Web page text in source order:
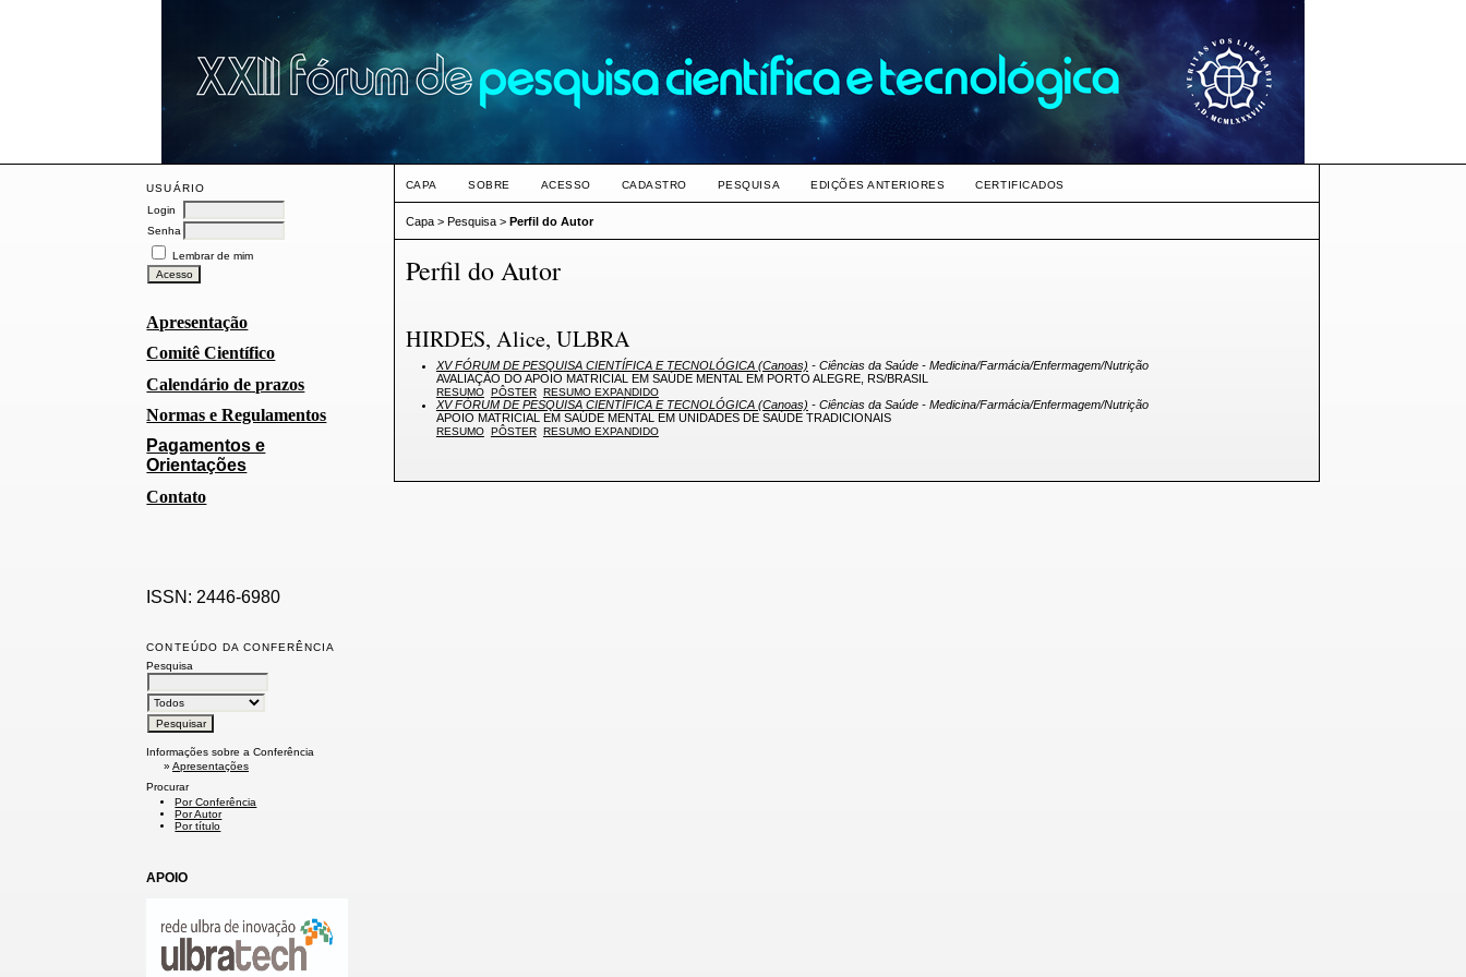
USUÁRIO
Login
Senha
Lembrar de mim
Apresentação
Comitê Científico
Calendário de prazos
Normas e Regulamentos
Pagamentos e
Orientações
Contato
ISSN: 2446-6980
CONTEÚDO DA CONFERÊNCIA
Pesquisa
Informações sobre a Conferência
» Apresentações
Procurar
Por Conferência
Por Autor
Por título
APOIO
CAPA SOBRE ACESSO CADASTRO PESQUISA EDIÇÕES ANTERIORES CERTIFICADOS
Capa> Pesquisa> Perfil do Autor
Perfil do Autor
HIRDES, Alice, ULBRA
XV FÓRUM DE PESQUISA CIENTÍFICA E TECNOLÓGICA (Canoas) - Ciências da Saúde - Medicina/Farmácia/Enfermagem/Nutrição
AVALIAÇÃO DO APOIO MATRICIAL EM SAÚDE MENTAL EM PORTO ALEGRE, RS/BRASIL
RESUMO PÔSTER RESUMO EXPANDIDO
XV FÓRUM DE PESQUISA CIENTÍFICA E TECNOLÓGICA (Canoas) - Ciências da Saúde - Medicina/Farmácia/Enfermagem/Nutrição
APOIO MATRICIAL EM SAÚDE MENTAL EM UNIDADES DE SAÚDE TRADICIONAIS
RESUMO PÔSTER RESUMO EXPANDIDO